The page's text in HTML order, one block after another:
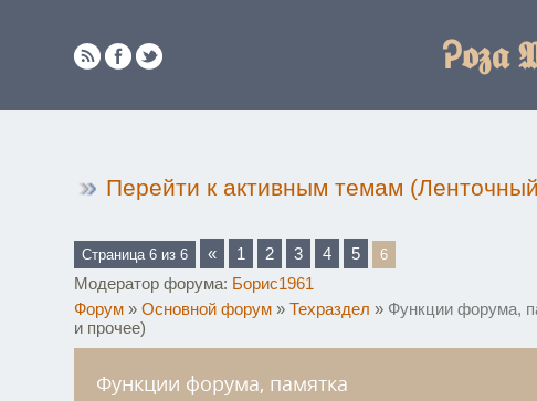
Ꭾ𝖔𝖟𝖆
Перейти к активным темам
Страница6 из6 « 1 2 3 4 5 6
Модератор форума: Борис1961
Форум » Основной форум » Техраздел » Функции форума,
и прочее)
Функции форума, памятка